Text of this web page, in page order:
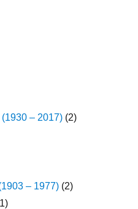
– 2017) (2)
– 1977) (2)